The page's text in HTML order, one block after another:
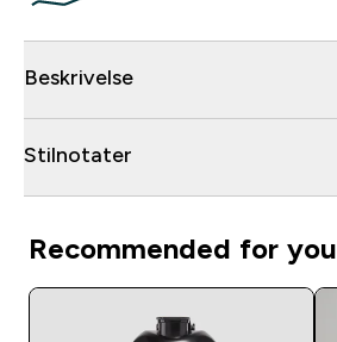
Beskrivelse
Stilnotater
Recommended for you